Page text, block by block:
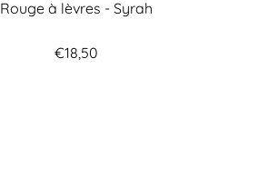
Rouge à lèvres - Syrah
€18,50